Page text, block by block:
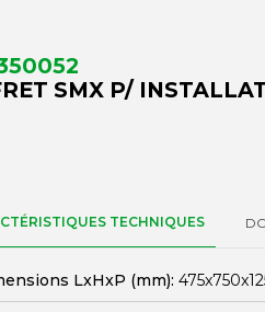
SMX P/
TECHNIQUES
LxHxP (mm):